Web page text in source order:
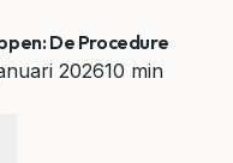
De Procedure
202610 min